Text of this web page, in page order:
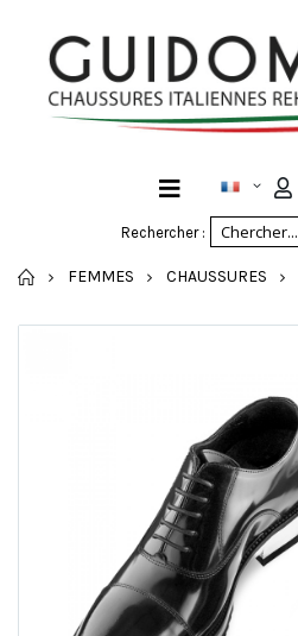
Rechercher :
ACCUEIL
FEMMES CHAUSSURES